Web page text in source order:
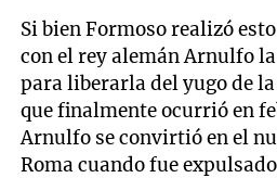
Si bien Formoso realizó
con el rey alemán Arnulfo
para liberarla del yugo de
que finalmente ocurrió en
Arnulfo se convirtió en el
Roma cuando fue